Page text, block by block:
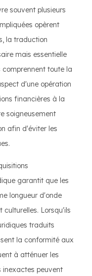
souvent plusieurs
opèrent
la traduction
mais essentielle
comprennent toute la
d'une opération
financières à la
soigneusement
afin d'éviter les
garantit que les
longueur d'onde
culturelles. Lorsqu'ils
traduits
la conformité aux
à atténuer les
inexactes peuvent